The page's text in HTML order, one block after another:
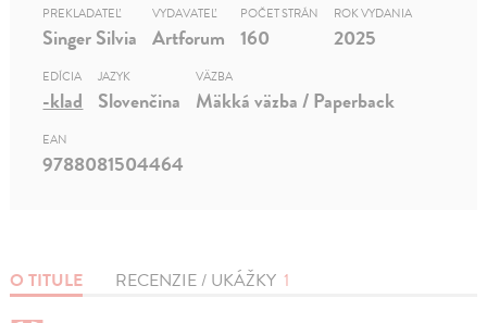
O TITULE RECENZIE / UKÁŽKY 1
PREKLADATEĽ
Singer Silvia
VYDAVATEĽ
Artforum
POČET STRÁN
160
ROK VYDANIA
2025
EDÍCIA
-klad
JAZYK
Slovenčina
VÄZBA
Mäkká väzba / Paperback
EAN
9788081504464